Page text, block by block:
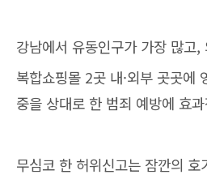
강남에서 유동인구가 가장 많고
복합쇼핑몰 2곳 내·외부 곳곳에
중을 상대로 한 범죄 예방에 효
무심코 한 허위신고는 잠깐의